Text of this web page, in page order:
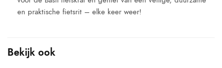
en praktische fietsrit – elke keer weer!
Bekijk ook